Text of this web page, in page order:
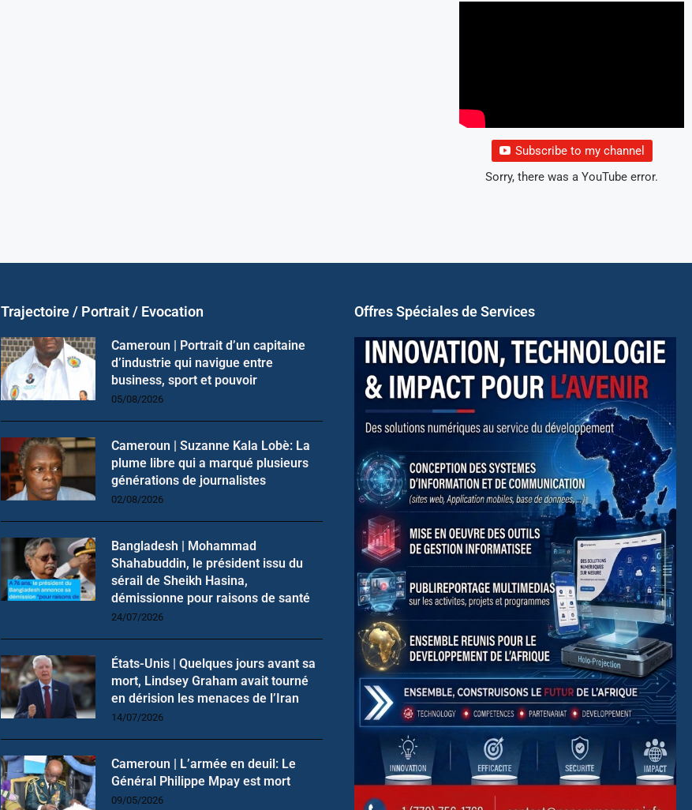
Subscribe to my channel
Sorry, there was a YouTube error.
Trajectoire / Portrait / Evocation
Cameroun | Portrait d’un capitaine
d’industrie qui navigue entre
business, sport et pouvoir
05/08/2026
Cameroun | Suzanne Kala Lobè: La
plume libre qui a marqué plusieurs
générations de journalistes
02/08/2026
Bangladesh | Mohammad
Shahabuddin, le président issu du
sérail de Sheikh Hasina,
démissionne pour raisons de santé
24/07/2026
États-Unis | Quelques jours avant sa
mort, Lindsey Graham avait tourné
en dérision les menaces de l’Iran
14/07/2026
Cameroun | L’armée en deuil: Le
Général Philippe Mpay est mort
09/05/2026
Offres Spéciales de Services